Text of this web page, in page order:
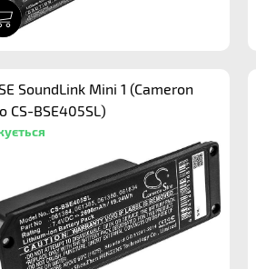
SoundLink Mini 1 (Cameron
CS-BSE405SL)